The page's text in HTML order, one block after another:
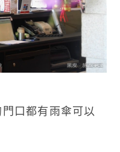
口都有雨傘可以